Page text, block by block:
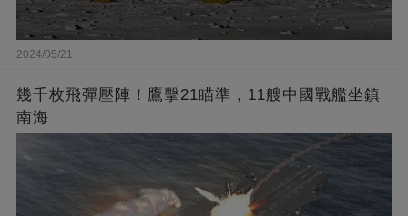
2024/05/21
幾千枚飛彈壓陣！鷹擊21瞄準，11艘中國戰艦坐鎮
南海